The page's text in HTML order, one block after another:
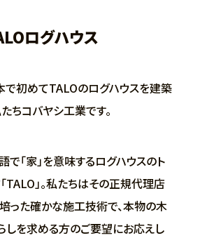
ログハウス
で初めてTALOのログハウスを建築
ちコバヤシ工業です。
で「家」を意味するログハウスのト
TALO」。私たちはその正規代理店
培った確かな施工技術で、本物の木
しを求める方のご要望にお応えし